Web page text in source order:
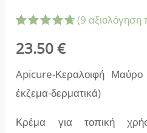
με4.78
από 5 με
βαθμολογία
πελάτη
(9 αξιολόγηση
23.50€
Apicure-Κεραλοιφή
έκζεμα-δερματικά)
Κρέμα για τοπική